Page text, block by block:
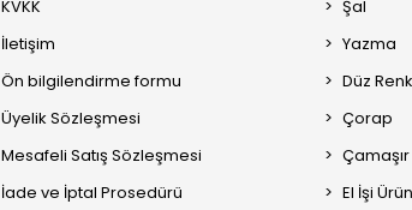
KVKK
İletişim
Ön bilgilendirme formu
Üyelik Sözleşmesi
Mesafeli Satış Sözleşmesi
İade ve İptal Prosedürü
Şal
Yazma
Düz
Çorap
Çamaşır
El İşi